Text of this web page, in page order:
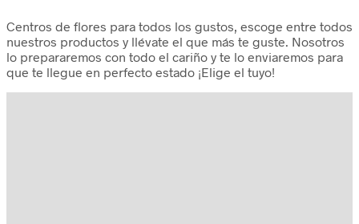
Centros de flores para todos los gustos, escoge entre todos
nuestros productos y llévate el que más te guste. Nosotros
lo prepararemos con todo el cariño y te lo enviaremos para
que te llegue en perfecto estado ¡Elige el tuyo!